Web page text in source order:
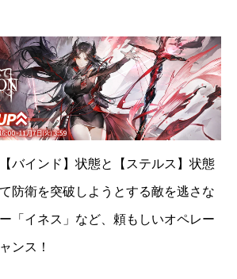
バインド】状態と【ステルス】状態
防衛を突破しようとする敵を逃さな
「イネス」など、頼もしいオペレー
ンス！